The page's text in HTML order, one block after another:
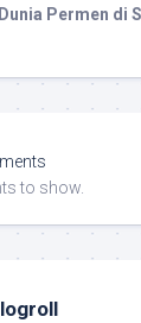
Permen di
to show.